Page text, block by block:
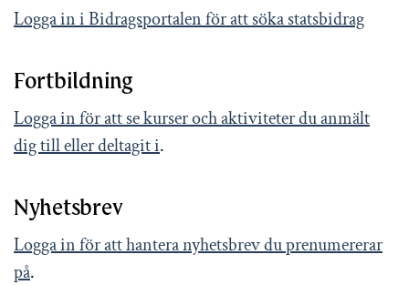
Logga in i Bidragsportalen för att söka statsbidrag
Fortbildning
Logga in för att se kurser och aktiviteter du anmält
dig till eller deltagit i.
Nyhetsbrev
Logga in för att hantera nyhetsbrev du prenumererar
på.